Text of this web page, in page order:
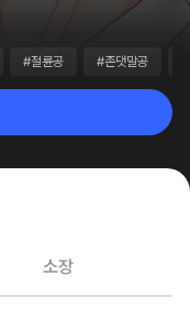
#절륜공 #존댓말공
소장